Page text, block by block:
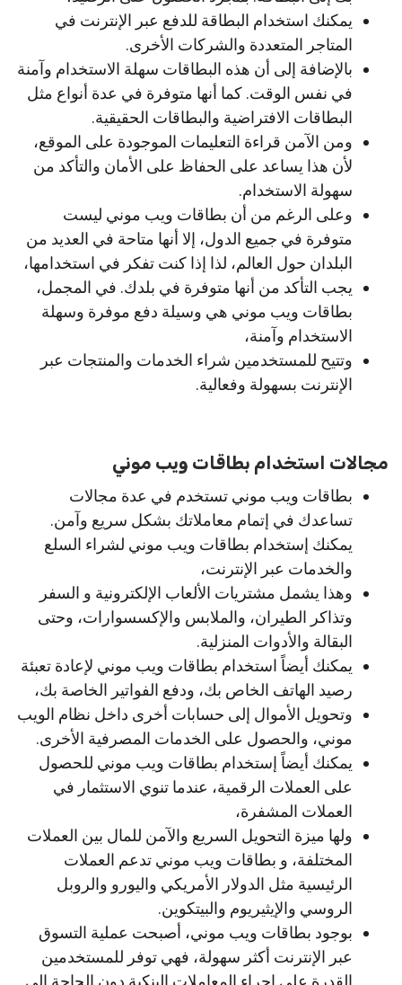
يمكنك استخدام البطاقة للدفع عبر الإنترنت في
المتاجر المتعددة والشركات الأخرى.
بالإضافة إلى أن هذه البطاقات سهلة الاستخدام وآمنة
في نفس الوقت. كما أنها متوفرة في عدة أنواع مثل
البطاقات الافتراضية والبطاقات الحقيقية.
ومن الآمن قراءة التعليمات الموجودة على الموقع،
لأن هذا يساعد على الحفاظ على الأمان والتأكد من
سهولة الاستخدام.
وعلى الرغم من أن بطاقات ويب موني ليست
متوفرة في جميع الدول، إلا أنها متاحة في العديد من
البلدان حول العالم، لذا إذا كنت تفكر في استخدامها،
يجب التأكد من أنها متوفرة في بلدك. في المجمل،
بطاقات ويب موني هي وسيلة دفع موفرة وسهلة
الاستخدام وآمنة،
وتتيح للمستخدمين شراء الخدمات والمنتجات عبر
الإنترنت بسهولة وفعالية.
مجالات استخدام بطاقات ويب موني
بطاقات ويب موني تستخدم في عدة مجالات
تساعدك في إتمام معاملاتك بشكل سريع وآمن.
يمكنك إستخدام بطاقات ويب موني لشراء السلع
والخدمات عبر الإنترنت،
وهذا يشمل مشتريات الألعاب الإلكترونية و السفر
وتذاكر الطيران، والملابس والإكسسوارات، وحتى
البقالة والأدوات المنزلية.
يمكنك أيضاً استخدام بطاقات ويب موني لإعادة تعبئة
رصيد الهاتف الخاص بك، ودفع الفواتير الخاصة بك،
وتحويل الأموال إلى حسابات أخرى داخل نظام الويب
موني، والحصول على الخدمات المصرفية الأخرى.
يمكنك أيضاً إستخدام بطاقات ويب موني للحصول
على العملات الرقمية، عندما تنوي الاستثمار في
العملات المشفرة،
ولها ميزة التحويل السريع والآمن للمال بين العملات
المختلفة، و بطاقات ويب موني تدعم العملات
الرئيسية مثل الدولار الأمريكي واليورو والروبل
الروسي والإيثيريوم والبيتكوين.
بوجود بطاقات ويب موني، أصبحت عملية التسوق
عبر الإنترنت أكثر سهولة، فهي توفر للمستخدمين
القدرة على إجراء المعاملات البنكية دون الحاجة إلى